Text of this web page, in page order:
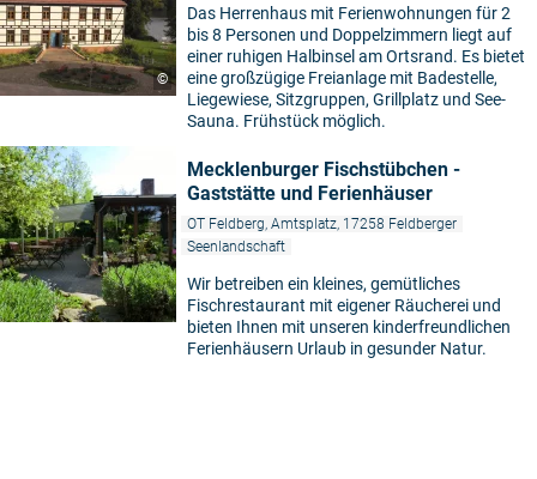
©
Das Herrenhaus mit Ferienwohnungen für 2
bis 8 Personen und Doppelzimmern liegt auf
einer ruhigen Halbinsel am Ortsrand. Es bietet
eine großzügige Freianlage mit Badestelle,
Liegewiese, Sitzgruppen, Grillplatz und See-
Sauna. Frühstück möglich.
Mecklenburger Fischstübchen -
Gaststätte und Ferienhäuser
OT Feldberg, Amtsplatz, 17258 Feldberger
Seenlandschaft
Wir betreiben ein kleines, gemütliches
Fischrestaurant mit eigener Räucherei und
bieten Ihnen mit unseren kinderfreundlichen
Ferienhäusern Urlaub in gesunder Natur.